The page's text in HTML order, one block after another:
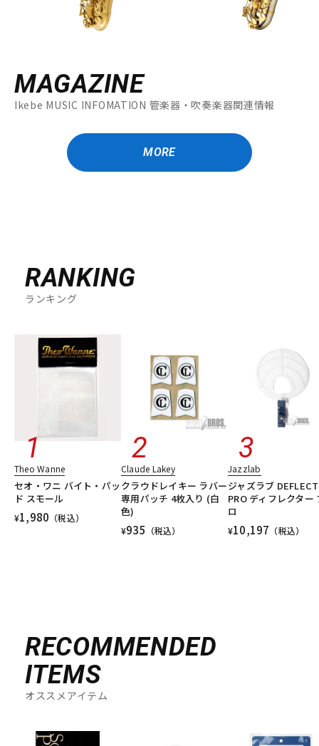
MAGAZINE
Ikebe MUSIC INFOMATION 管楽器・吹奏楽器関連情報
MORE
RANKING
ランキング
Theo Wanne
セオ・ワニ バイト・パッ
ド スモール
¥1,980 （税込）
Claude Lakey
クラウドレイキー ラバー
専用パッチ 4枚入り (白
色)
¥935 （税込）
Jazzlab
ジャズラブ
PRO ディフレクター
ロ
¥10,197 （税込）
RECOMMENDED
ITEMS
オススメアイテム